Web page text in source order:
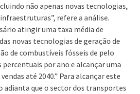
não apenas novas tecnologias,
refere a análise.
atingir uma taxa média de
novas tecnologias de geração de
de combustíveis fósseis de pelo
percentuais por ano e alcançar uma
até 2040.” Para alcançar este
adianta que o sector dos transportes